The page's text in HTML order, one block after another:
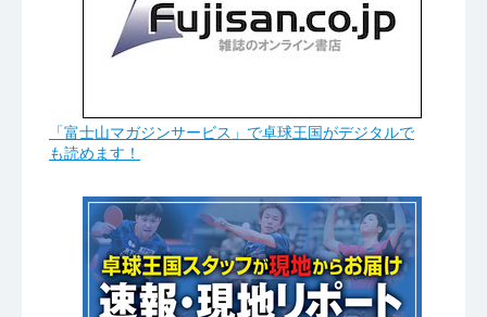
「富士山マガジンサービス」で卓球王国がデジタルで
も読めます！